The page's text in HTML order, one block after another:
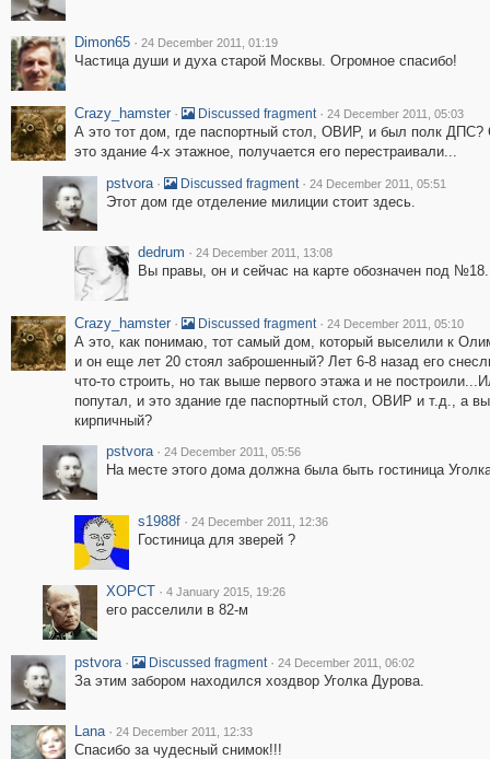
Dimon65 · 24 December 2011, 01:19
Частица души и духа старой Москвы. Огромное спасибо!
Crazy_hamster · Discussed fragment · 24 December 2011, 05:03
А это тот дом, где паспортный стол, ОВИР, и был полк ДПС?
это здание 4-х этажное, получается его перестраивали...
pstvora · Discussed fragment · 24 December 2011, 05:51
Этот дом где отделение милиции стоит здесь.
dedrum · 24 December 2011, 13:08
Вы правы, он и сейчас на карте обозначен под №18.
Crazy_hamster · Discussed fragment · 24 December 2011, 05:10
А это, как понимаю, тот самый дом, который выселили к
и он еще лет 20 стоял заброшенный? Лет 6-8 назад его
что-то строить, но так выше первого этажа и не
попутал, и это здание где паспортный стол, ОВИР и т.д., а
кирпичный?
pstvora · 24 December 2011, 05:56
На месте этого дома должна была быть гостиница
s1988f · 24 December 2011, 12:36
Гостиница для зверей ?
XOPCT · 4 January 2015, 19:26
его расселили в 82-м
pstvora · Discussed fragment · 24 December 2011, 06:02
За этим забором находился хоздвор Уголка Дурова.
Lana · 24 December 2011, 12:33
Спасибо за чудесный снимок!!!